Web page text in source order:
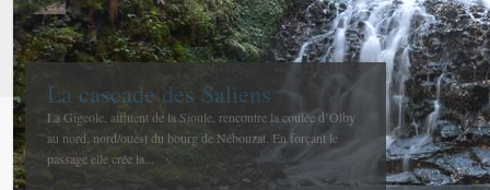
Méandres et boires de la Sioule
avant de rejoindre l’Allier
La confluence entre la Sioule et l’Allier se fait entre Contigny
et La Ferté-Hauterive peu après Saint-Pourçain sur-Sioule à...